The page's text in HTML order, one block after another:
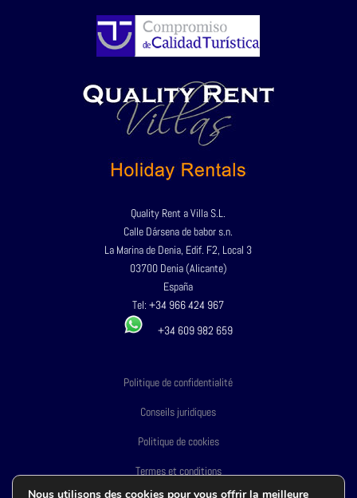
Quality Rent a Villa S.L.
Calle Dársena de babor s.n.
La Marina de Denia, Edif. F2, Local 3
03700 Denia (Alicante)
España
Tel: +34 966 424 967
+34 609 982 659
Politique de confidentialité
Conseils juridiques
Politique de cookies
Termes et conditions
Nous utilisons des cookies pour vous offrir la meilleure